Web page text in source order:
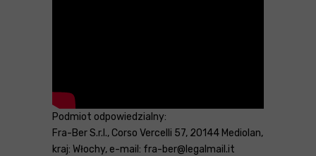
Podmiot odpowiedzialny:
Fra-Ber S.r.l., Corso Vercelli 57, 20144 Mediolan,
kraj: Włochy, e-mail: fra-ber@legalmail.it